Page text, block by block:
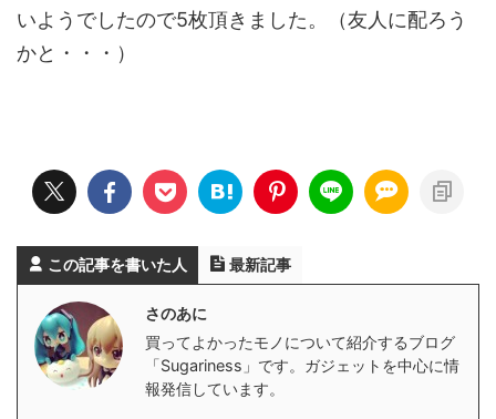
いようでしたので5枚頂きました。（友人に配ろう
かと・・・）
この記事を書いた人 最新記事
さのあに
買ってよかったモノについて紹介するブログ
「Sugariness」です。ガジェットを中心に情
報発信しています。